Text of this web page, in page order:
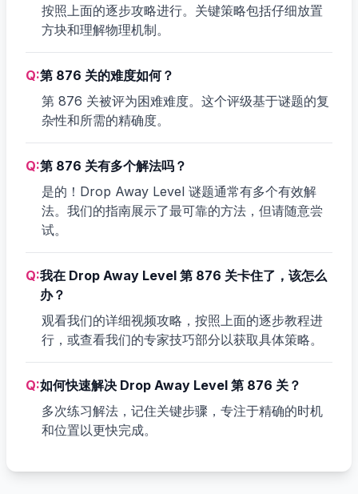
按照上面的逐步攻略进行。关键策略包括仔细放置
方块和理解物理机制。
Q:第 876 关的难度如何？
第 876 关被评为困难难度。这个评级基于谜题的复
杂性和所需的精确度。
Q:第 876 关有多个解法吗？
是的！Drop Away Level 谜题通常有多个有效解
法。我们的指南展示了最可靠的方法，但请随意尝
试。
Q:我在 Drop Away Level 第 876 关卡住了，该怎么
办？
观看我们的详细视频攻略，按照上面的逐步教程进
行，或查看我们的专家技巧部分以获取具体策略。
Q:如何快速解决 Drop Away Level 第 876 关？
多次练习解法，记住关键步骤，专注于精确的时机
和位置以更快完成。